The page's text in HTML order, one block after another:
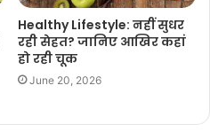
Healthy Lifestyle: नहीं सुधर
रही सेहत? जानिए आखिर कहां
हो रही चूक
June 20, 2026